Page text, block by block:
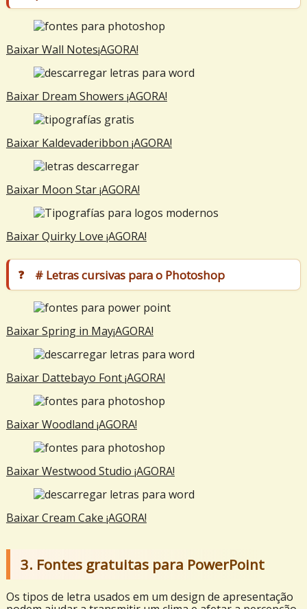
Baixar Wall Notes¡AGORA!
Baixar Dream Showers ¡AGORA!
Baixar Kaldevaderibbon ¡AGORA!
Baixar Moon Star¡AGORA!
BaixarQuirky Love ¡AGORA!
# Letras cursivas para o Photoshop
BaixarSpring in May¡AGORA!
Baixar Dattebayo Font ¡AGORA!
BaixarWoodland ¡AGORA!
BaixarWestwood Studio ¡AGORA!
BaixarCream Cake ¡AGORA!
3. Fontes gratuitas para PowerPoint
Os tipos de letra usados em um design de apresentação